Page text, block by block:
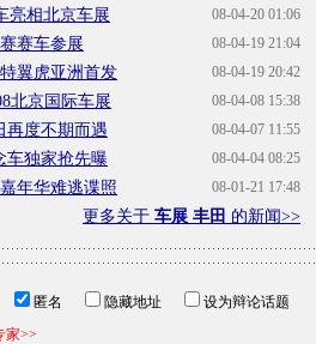
08-04-20 01:06
亮相北京车展
08-04-19 21:04
赛车参展
08-04-19 20:42
翼虎亚洲首发
08-04-08 15:38
北京国际车展
08-04-07 11:55
再度不期而遇
08-04-04 08:25
车独家抢先曝
08-01-21 17:48
年华难逃谍照
更多关于 车展 丰田 的新闻>>
匿名 隐藏地址
设为辩论话题
家>>